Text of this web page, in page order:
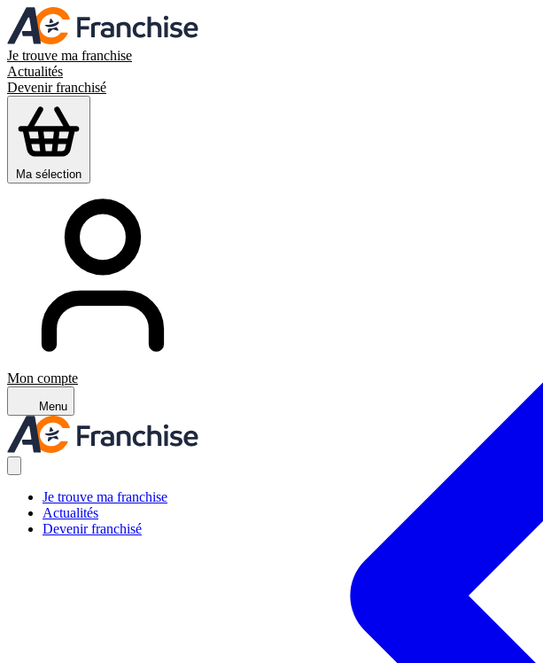
Je trouve ma franchise
Actualités
Devenir franchisé
Ma sélection
Mon compte
Menu
Je trouve ma franchise
Actualités
Devenir franchisé